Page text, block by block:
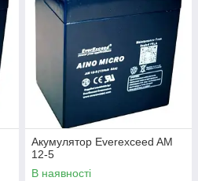
Акумулятор Everexceed AM
12-5
В наявності